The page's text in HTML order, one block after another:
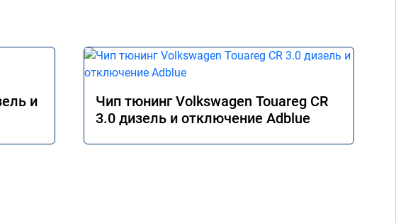
и
Чип тюнинг Volkswagen Touareg CR
3.0 дизель и отключение Adblue